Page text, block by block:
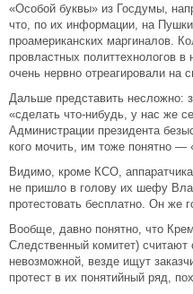
«Особой буквы» из Госдумы,
что, по их информации, на
проамериканских маргиналов.
провластных политтехнологов
очень нервно отреагировали на
Дальше представить несложно:
«сделать что-нибудь, у нас же
Администрации президента
кого мочить, им тоже понятно —
Видимо, кроме КСО,
не пришло в голову их шефу
протестовать бесплатно. Он же
Вообще, давно понятно, что
Следственный комитет) считают
невозможной, везде ищут
протест в их понятийный ряд,